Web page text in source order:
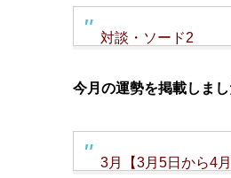
対談・ソード2
今月の運勢を掲載しま
3月【3月5日から4